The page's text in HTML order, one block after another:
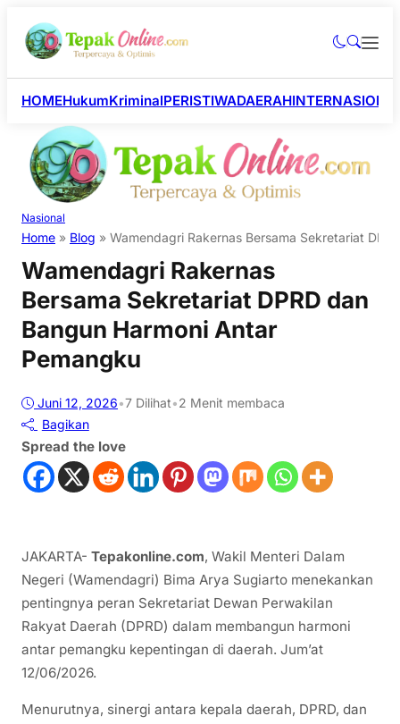
HOMEHukumKriminalPERISTIWADAERAH
Nasional
Home » Blog » Wamendagri Rakernas Bersama Sekretariat
Wamendagri Rakernas
Bersama Sekretariat DPRD dan
Bangun Harmoni Antar
Pemangku
Juni 12, 2026•7 Dilihat•2 Menit membaca
Bagikan
Spread the love
JAKARTA- Tepakonline.com, Wakil Menteri Dalam
Negeri (Wamendagri) Bima Arya Sugiarto menekankan
pentingnya peran Sekretariat Dewan Perwakilan
Rakyat Daerah (DPRD) dalam membangun harmoni
antar pemangku kepentingan di daerah. Jum’at
12/06/2026.
Menurutnya, sinergi antara kepala daerah, DPRD, dan